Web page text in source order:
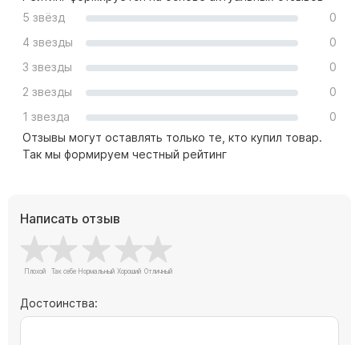
Памятники современные
Памятники стандартные
Памятники черные
Памятники со свечей
Памятники в виде дерева
Памятники с лебедями
Памятники в форме скалы
Памятник Родителям
5 звёзд
0
4 звезды
0
3 звезды
0
2 звезды
0
1 звезда
0
Отзывы могут оставлять только те, кто купил товар.
Так мы формируем честный рейтинг
Написать отзыв
Достоинства: